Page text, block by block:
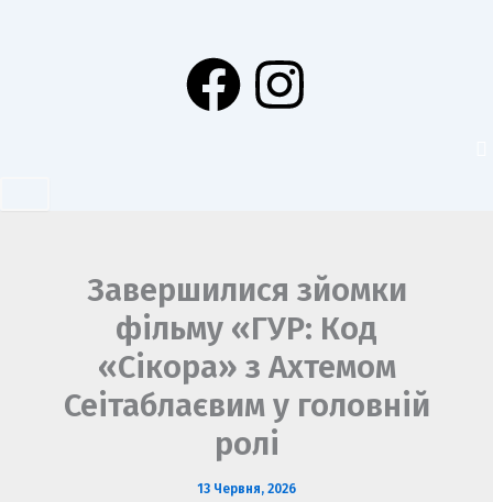
F
b
o
o
k
I
a
g
r
a
Завершилися зйомки
фільму «ГУР: Код
«Сікора» з Ахтемом
Сеітаблаєвим у головній
ролі
13 Червня, 2026